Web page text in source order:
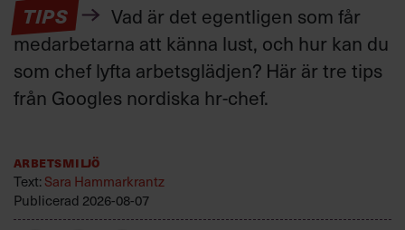
TIPS
Vad är det egentligen som får
medarbetarna att känna lust, och hur kan du
som chef lyfta arbetsglädjen? Här är tre tips
från Googles nordiska hr-chef.
Arbetsmiljö
Text:Sara Hammarkrantz
Publicerad 2026-08-07